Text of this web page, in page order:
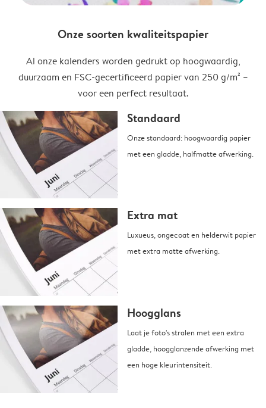
Onze soorten kwaliteitspapier
Al onze kalenders worden gedrukt op hoogwaardig,
duurzaam en FSC-gecertificeerd papier van 250 g/m² –
voor een perfect resultaat.
Standaard
Onze standaard: hoogwaardig papier
met een gladde, halfmatte afwerking.
Extra mat
Luxueus, ongecoat en helderwit papier
met extra matte afwerking.
Hoogglans
Laat je foto's stralen met een extra
gladde, hoogglanzende afwerking met
een hoge kleurintensiteit.